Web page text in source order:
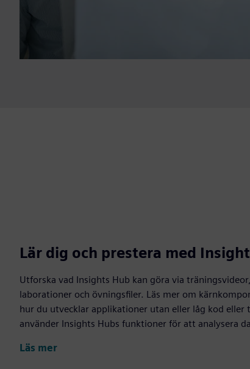
Lär dig och prestera med
Utforska vad Insights Hub kan göra via
laborationer och övningsfiler. Läs mer om
hur du utvecklar applikationer utan eller låg kod
använder Insights Hubs funktioner för att analysera
Läs mer